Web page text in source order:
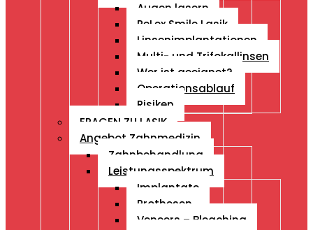
Augen lasern
ReLex Smile Lasik
Linsenimplantationen
Multi- und Trifokallinsen
Wer ist geeignet?
Operationsablauf
Risiken
FRAGEN ZU LASIK
Angebot Zahnmedizin
Zahnbehandlung
Leistungsspektrum
Implantate
Prothesen
Veneers – Bleaching